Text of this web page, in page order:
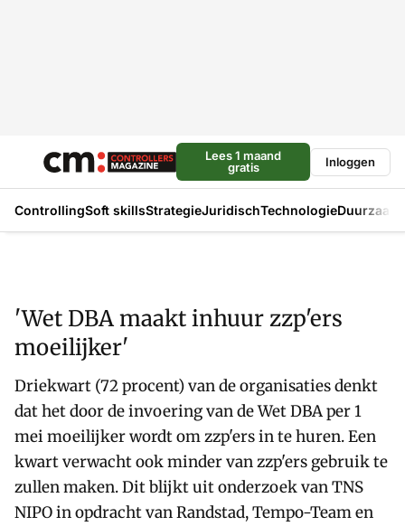
Lees 1 maand
gratis
Inloggen
ControllingSoft skillsStrategieJuridischTechnologie
'Wet DBA maakt inhuur zzp'ers
moeilijker'
Driekwart (72 procent) van de organisaties denkt
dat het door de invoering van de Wet DBA per 1
mei moeilijker wordt om zzp'ers in te huren. Een
kwart verwacht ook minder van zzp'ers gebruik te
zullen maken. Dit blijkt uit onderzoek van TNS
NIPO in opdracht van Randstad, Tempo-Team en